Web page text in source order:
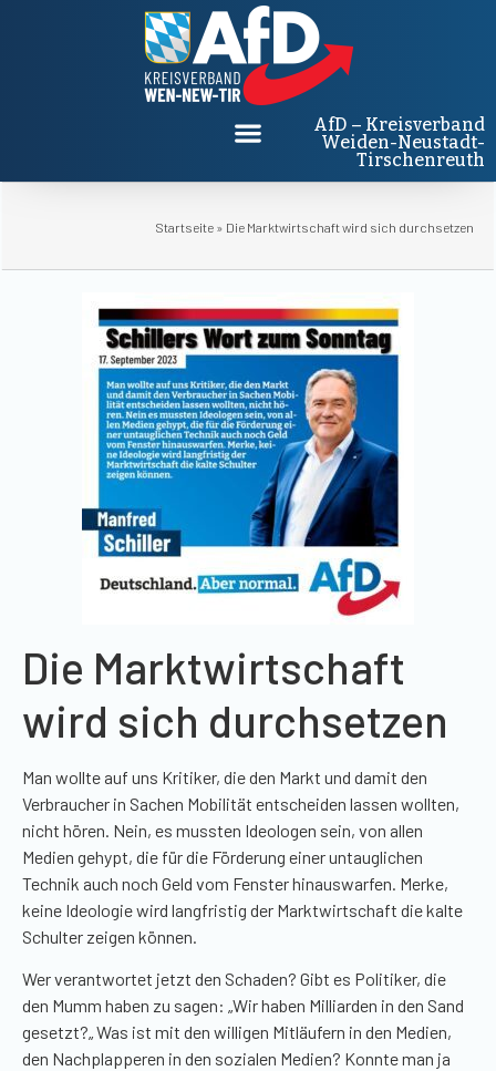
AfD – Kreisverband
Weiden-Neustadt-
Tirschenreuth
Startseite » Die Marktwirtschaft wird sich durchsetzen
Die Marktwirtschaft
wird sich durchsetzen
Man wollte auf uns Kritiker, die den Markt und damit den
Verbraucher in Sachen Mobilität entscheiden lassen wollten,
nicht hören. Nein, es mussten Ideologen sein, von allen
Medien gehypt, die für die Förderung einer untauglichen
Technik auch noch Geld vom Fenster hinauswarfen. Merke,
keine Ideologie wird langfristig der Marktwirtschaft die kalte
Schulter zeigen können.
Wer verantwortet jetzt den Schaden? Gibt es Politiker, die
den Mumm haben zu sagen: „Wir haben Milliarden in den Sand
gesetzt?„Was ist mit den willigen Mitläufern in den Medien,
den Nachplapperen in den sozialen Medien? Konnte man ja